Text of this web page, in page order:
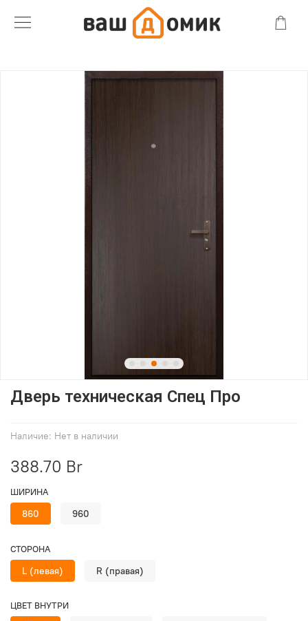
Наличие: Нет в наличии
Дверь техническая Спец Про
388.70 Br
ШИРИНА
860 960
СТОРОНА
L (левая) R (правая)
ЦВЕТ ВНУТРИ